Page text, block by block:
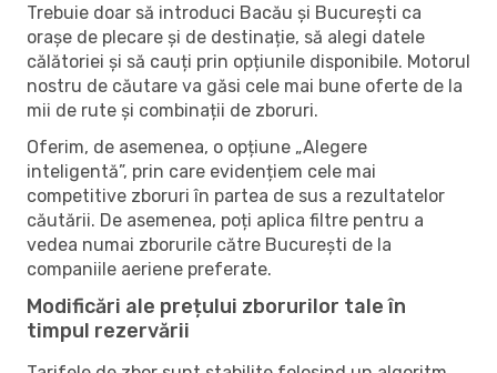
Trebuie doar să introduci Bacău și București ca
orașe de plecare și de destinație, să alegi datele
călătoriei și să cauți prin opțiunile disponibile. Motorul
nostru de căutare va găsi cele mai bune oferte de la
mii de rute și combinații de zboruri.
Oferim, de asemenea, o opțiune „Alegere
inteligentă”, prin care evidențiem cele mai
competitive zboruri în partea de sus a rezultatelor
căutării. De asemenea, poți aplica filtre pentru a
vedea numai zborurile către București de la
companiile aeriene preferate.
Modificări ale prețului zborurilor tale în
timpul rezervării